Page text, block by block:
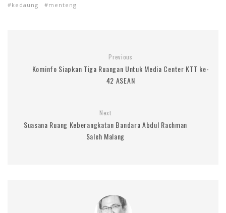
kedaung menteng
Previous
Kominfo Siapkan Tiga Ruangan Untuk Media Center KTT ke-
42 ASEAN
Next
Suasana Ruang Keberangkatan Bandara Abdul Rachman
Saleh Malang